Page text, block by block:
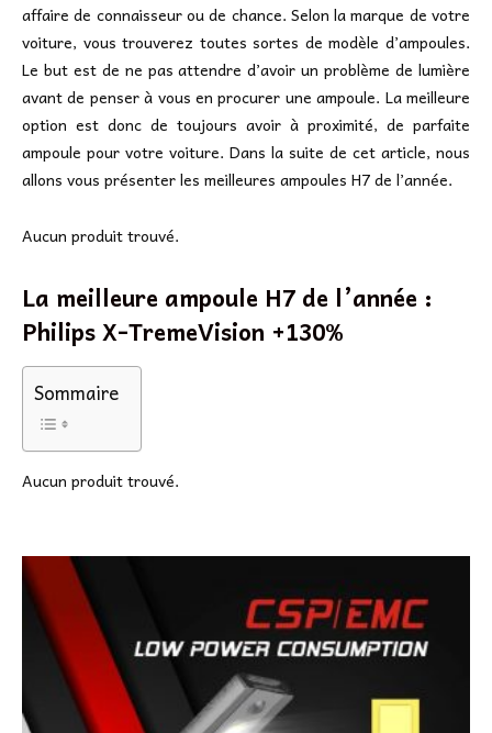
affaire de connaisseur ou de chance. Selon la marque de votre
voiture, vous trouverez toutes sortes de modèle d’ampoules.
Le but est de ne pas attendre d’avoir un problème de lumière
avant de penser à vous en procurer une ampoule. La meilleure
option est donc de toujours avoir à proximité, de parfaite
ampoule pour votre voiture. Dans la suite de cet article, nous
allons vous présenter les meilleures ampoules H7 de l’année.
Aucun produit trouvé.
La meilleure ampoule H7 de l’année :
Philips X-TremeVision +130%
Sommaire
Aucun produit trouvé.